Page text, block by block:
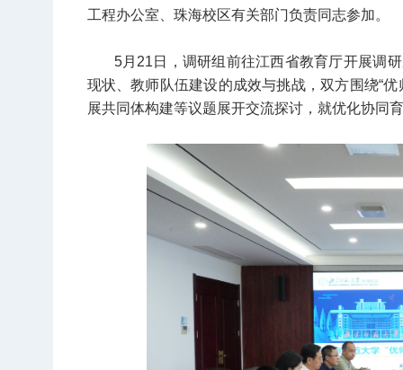
工程办公室、珠海校区有关部门负责同志参加。
5月21日，调研组前往江西省教育厅开展调
现状、教师队伍建设的成效与挑战，双方围绕“
展共同体构建等议题展开交流探讨，就优化协同